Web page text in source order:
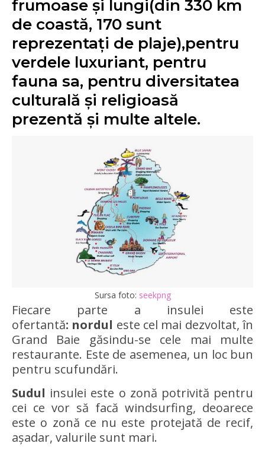
frumoase și lungi(din 330 km
de coastă, 170 sunt
reprezentați de plaje),pentru
verdele luxuriant, pentru
fauna sa, pentru diversitatea
culturală și religioasă
prezentă și multe altele.
Sursa foto: seekpng
Fiecare parte a insulei este
ofertantă: nordul este cel mai dezvoltat, în
Grand Baie găsindu-se cele mai multe
restaurante. Este de asemenea, un loc bun
pentru scufundări.
Sudul insulei este o zonă potrivită pentru
cei ce vor să facă windsurfing, deoarece
este o zonă ce nu este protejată de recif,
așadar, valurile sunt mari.